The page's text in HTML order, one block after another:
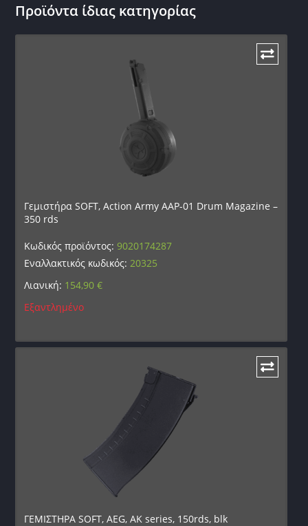
Προϊόντα ίδιας κατηγορίας
Γεμιστήρα SOFT, Action Army AAP-01 Drum Magazine –
350 rds
Κωδικός προϊόντος:9020174287
Εναλλακτικός κωδικός: 20325
Λιανική: 154,90€
Εξαντλημένο
ΓΕΜΙΣΤΗΡΑ SOFT, AEG, AK series, 150rds, blk